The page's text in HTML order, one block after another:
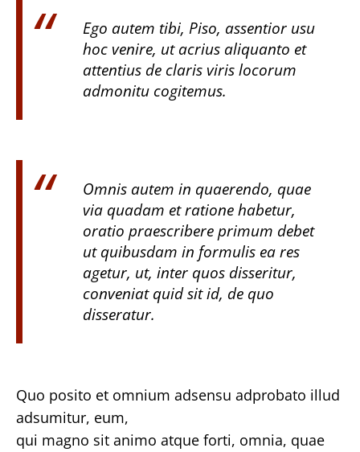
Ego autem tibi, Piso, assentior usu
hoc venire, ut acrius aliquanto et
attentius de claris viris locorum
admonitu cogitemus.
Omnis autem in quaerendo, quae
via quadam et ratione habetur,
oratio praescribere primum debet
ut quibusdam in formulis ea res
agetur, ut, inter quos disseritur,
conveniat quid sit id, de quo
disseratur.
Quo posito et omnium adsensu adprobato illud
adsumitur, eum,
qui magno sit animo atque forti, omnia, quae